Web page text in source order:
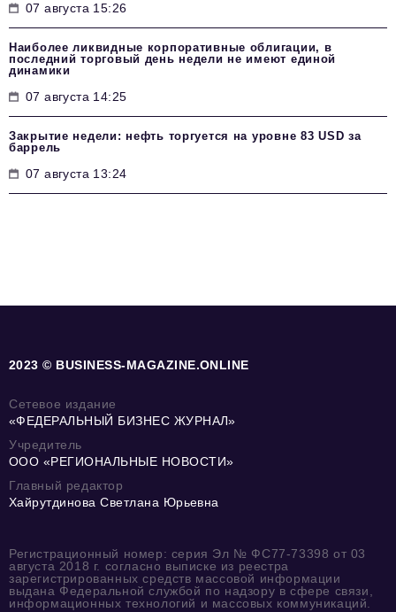
07 августа 15:26
Наиболее ликвидные корпоративные облигации, в
последний торговый день недели не имеют единой
динамики
07 августа 14:25
Закрытие недели: нефть торгуется на уровне 83 USD за
баррель
07 августа 13:24
2023 © BUSINESS-MAGAZINE.ONLINE
Сетевое издание
«ФЕДЕРАЛЬНЫЙ БИЗНЕС ЖУРНАЛ»
Учредитель
ООО «РЕГИОНАЛЬНЫЕ НОВОСТИ»
Главный редактор
Хайрутдинова Светлана Юрьевна
Регистрационный номер: серия Эл № ФС77-73398 от 03
августа 2018 г. согласно выписке из реестра
зарегистрированных средств массовой информации
выдана Федеральной службой по надзору в сфере связи,
информационных технологий и массовых коммуникаций.